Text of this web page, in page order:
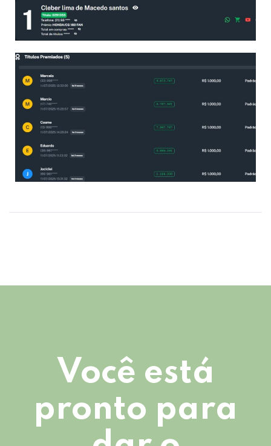
Você está
pronto para